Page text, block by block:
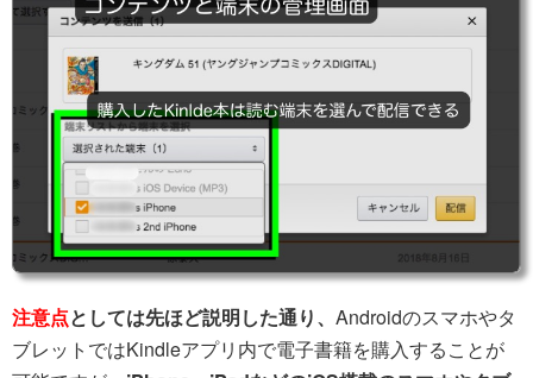
注意点としては先ほど説明した通り、 Androidのスマホやタ
ブレットではKindleアプリ内で電子書籍を購入することが